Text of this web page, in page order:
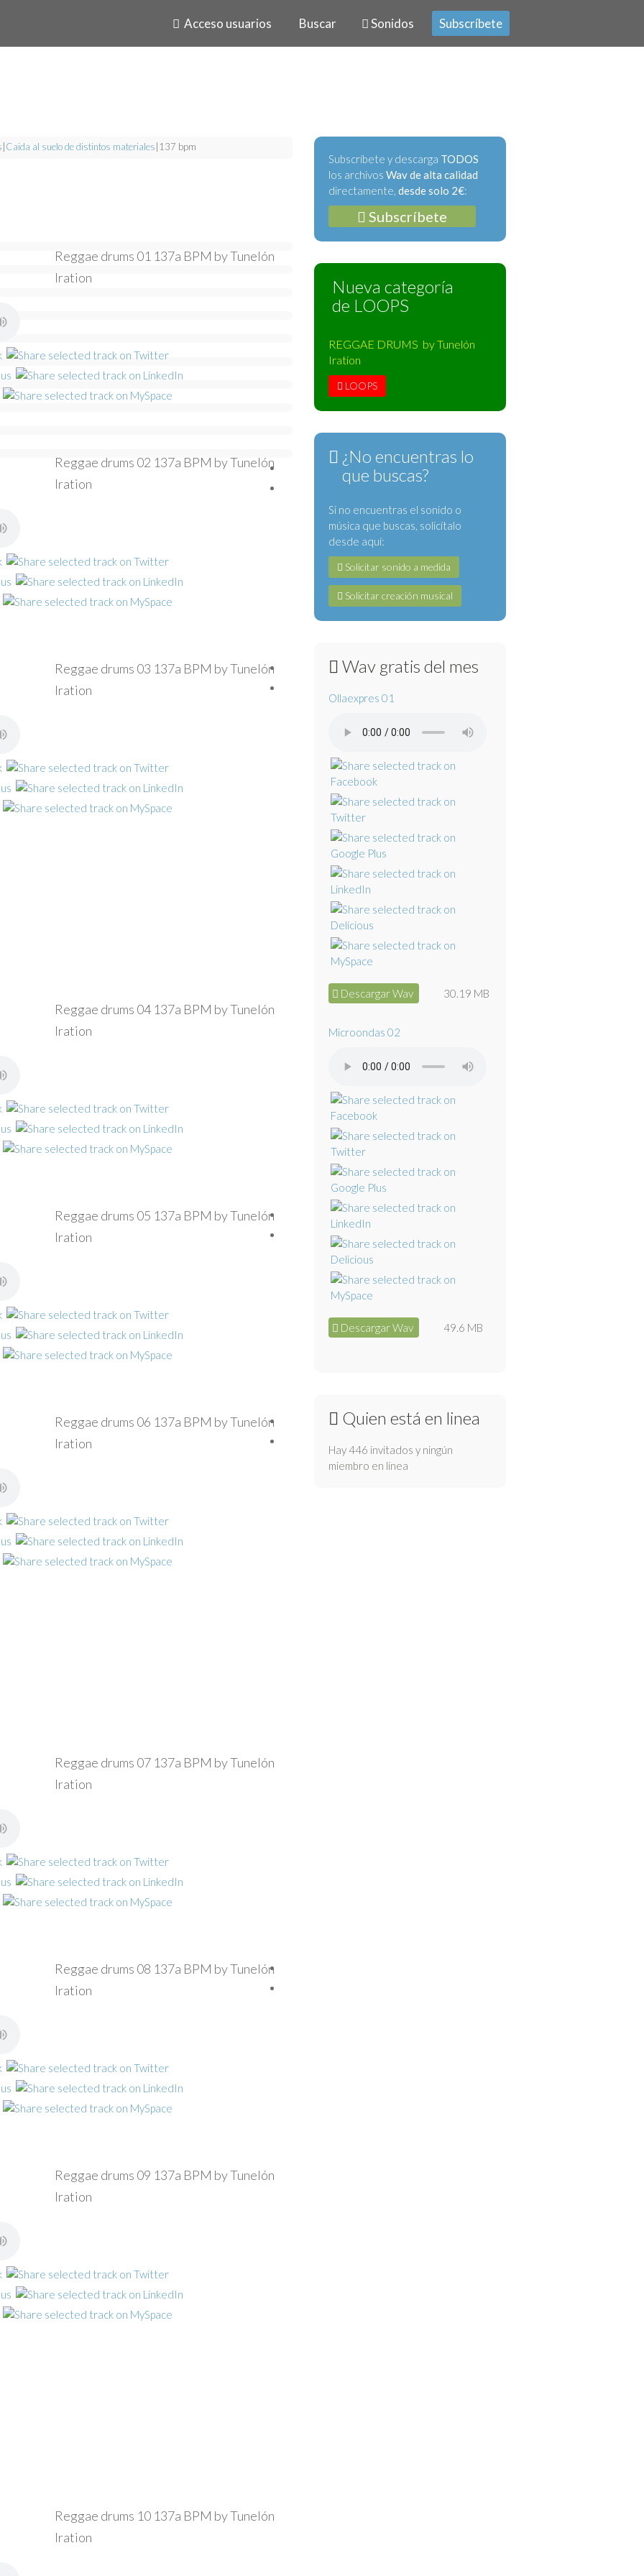
Acceso usuarios Buscar Sonidos Subscríbete
Caida al suelo de distintos materiales 137 bpm
Reggae drums 01 137a BPM by Tunelón
Iration
Reggae drums 02 137a BPM by Tunelón
Iration
Reggae drums 03 137a BPM by Tunelón
Iration
Reggae drums 04 137a BPM by Tunelón
Iration
Reggae drums 05 137a BPM by Tunelón
Iration
Reggae drums 06 137a BPM by Tunelón
Iration
Reggae drums 07 137a BPM by Tunelón
Iration
Reggae drums 08 137a BPM by Tunelón
Iration
Reggae drums 09 137a BPM by Tunelón
Iration
Reggae drums 10 137a BPM by Tunelón
Iration
Subscríbete y descarga TODOS
los archivos Wav de alta calidad
directamente, desde solo 2€:
Subscríbete
Nueva categoría
de LOOPS
REGGAE DRUMS by Tunelón
Iration
LOOPS
¿No encuentras lo
que buscas?
Si no encuentras el sonido o
música que buscas, solicítalo
desde aquí:
Solicitar sonido a medida
Solicitar creación musical
Wav gratis del mes
Ollaexpres 01
Descargar Wav 30.19 MB
Microondas 02
Descargar Wav 49.6 MB
Quien está en linea
Hay 446 invitados y ningún
miembro en línea